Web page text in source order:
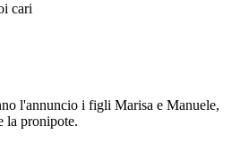
cari
l'annuncio i figli Marisa e Manuele,
la pronipote.